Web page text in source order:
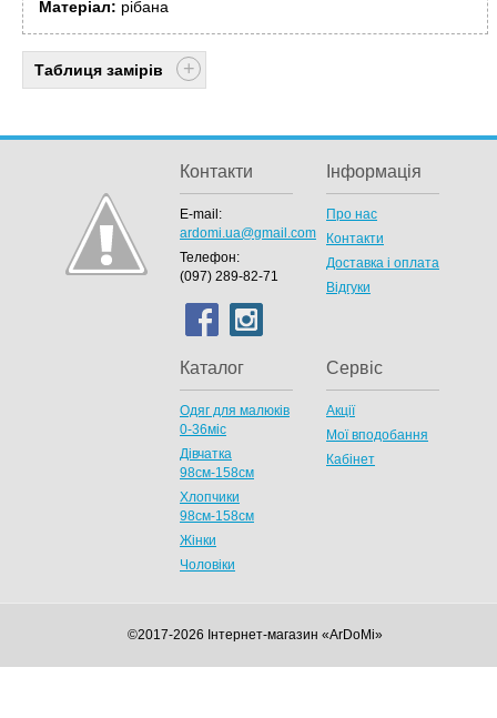
Матеріал: рібана
Таблиця замірів
Контакти
E-mail:
ardomi.ua@gmail.com
Телефон:
(097) 289-82-71
Інформація
Про нас
Контакти
Доставка і оплата
Відгуки
Каталог
Одяг для малюків
0-36міс
Дівчатка
98cм-158см
Хлопчики
98см-158см
Жінки
Чоловіки
Сервіс
Акції
Мої вподобання
Кабінет
©2017-2026 Інтернет-магазин «ArDoMi»